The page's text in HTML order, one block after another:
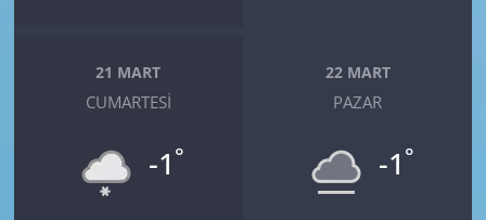
21 MART
CUMARTESI
-1 °
22 MART
PAZAR
-1 °